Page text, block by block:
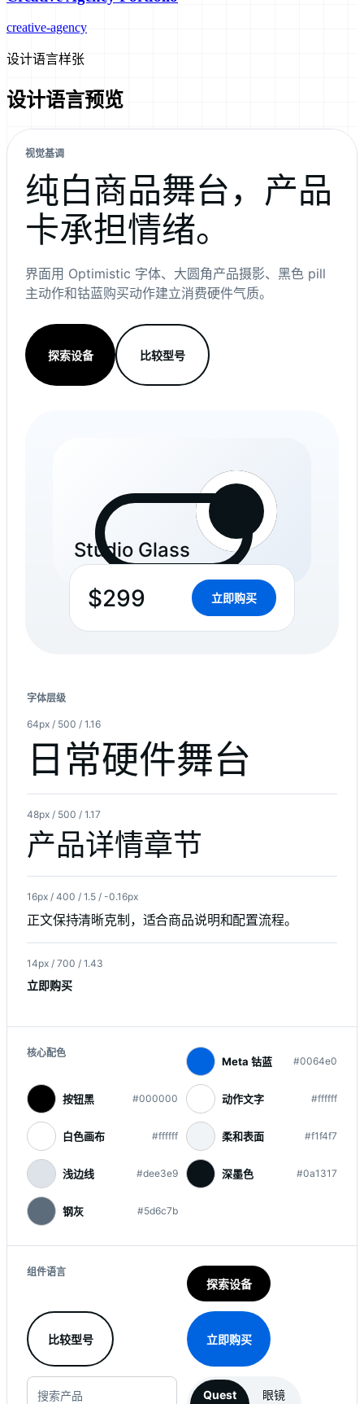
creative-agency
设计语言样张
设计语言预览
视觉基调
纯白商品舞台，产品
卡承担情绪。
界面用 Optimistic 字体、大圆角产品摄影、黑色 pill
主动作和钴蓝购买动作建立消费硬件气质。
探索设备 比较型号
Studio Glass
$299 立即购买
字体层级
64px / 500 / 1.16
日常硬件舞台
48px / 500 / 1.17
产品详情章节
16px / 400 / 1.5 / -0.16px
正文保持清晰克制，适合商品说明和配置流程。
14px / 700 / 1.43
立即购买
核心配色
Meta 钴蓝 #0064e0
按钮黑 #000000 动作文字 #ffffff
白色画布 #ffffff 柔和表面 #f1f4f7
浅边线 #dee3e9 深墨色 #0a1317
钢灰 #5d6c7b
组件语言
探索设备
比较型号 立即购买
搜索产品 Quest 眼镜